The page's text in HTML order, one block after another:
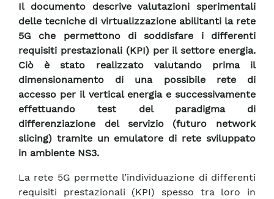
Il documento descrive valutazioni sperimentali
delle tecniche di virtualizzazione abilitanti la rete
5G che permettono di soddisfare i differenti
requisiti prestazionali (KPI) per il settore energia.
Ciò è stato realizzato valutando prima il
dimensionamento di una possibile rete di
accesso per il vertical energia e successivamente
effettuando test del paradigma di
differenziazione del servizio (futuro network
slicing) tramite un emulatore di rete sviluppato
in ambiente NS3.
La rete 5G permette l’individuazione di differenti
requisiti prestazionali (KPI) spesso tra loro in